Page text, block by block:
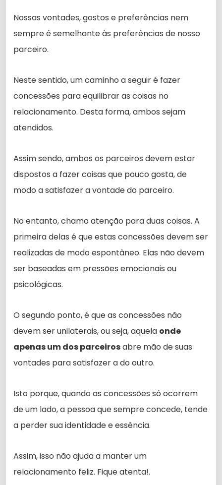
Nossas vontades, gostos e preferências nem
sempre é semelhante às preferências de nosso
parceiro.
Neste sentido, um caminho a seguir é fazer
concessões para equilibrar as coisas no
relacionamento. Desta forma, ambos sejam
atendidos.
Assim sendo, ambos os parceiros devem estar
dispostos a fazer coisas que pouco gosta, de
modo a satisfazer a vontade do parceiro.
No entanto, chamo atenção para duas coisas. A
primeira delas é que estas concessões devem ser
realizadas de modo espontâneo. Elas não devem
ser baseadas em pressões emocionais ou
psicológicas.
O segundo ponto, é que as concessões não
devem ser unilaterais, ou seja, aquela onde
apenas um dos parceirosabre mão de suas
vontades para satisfazer a do outro.
Isto porque, quando as concessões só ocorrem
de um lado, a pessoa que sempre concede, tende
a perder sua identidade e essência.
Assim, isso não ajuda a manter um
relacionamento feliz. Fique atenta!.